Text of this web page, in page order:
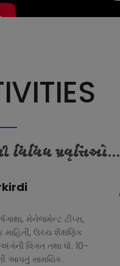
વિવિધ પ્રવૃત્તિઓ...
મેનેજમેન્ટ ટીપ્સ,
માહિતી, ઉચ્ચ શૈક્ષણિક
વિગત તથા ધો. 10-
આપતું સામયિક.